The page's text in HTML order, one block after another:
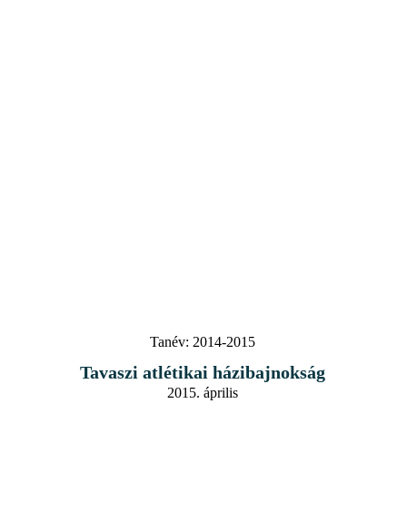
Tanév: 2014-2015
Tavaszi atlétikai házibajnokság
2015. április